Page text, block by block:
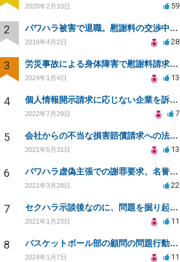
2020年2月10日 59
2 パワハラ被害で退職。慰謝料の交渉中に勤務先側が弁護士を立ててきました
2018年4月2日 28
3 労災事故による身体障害で慰謝料請求はできるのでしょうか？
2024年1月4日 13
4 個人情報開示請求に応じない企業を訴えたい
2022年7月29日 7
5 会社からの不当な損害賠償請求への法的対処方法
2021年5月31日 13
6 パワハラ虚偽主張での謝罪要求、名誉毀損への対応策は？
2021年3月28日 22
7 セクハラ示談後なのに、問題を掘り起こされました。
2021年1月23日 11
8 バスケットボール部の顧問の問題行動について訴えることは可能でしょうか？
2024年1月7日 11